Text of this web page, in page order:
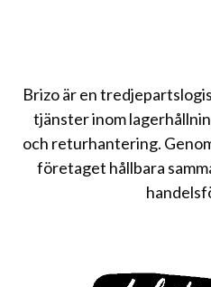
Brizo är en
tjänster inom
och returhantering.
företaget hållbara